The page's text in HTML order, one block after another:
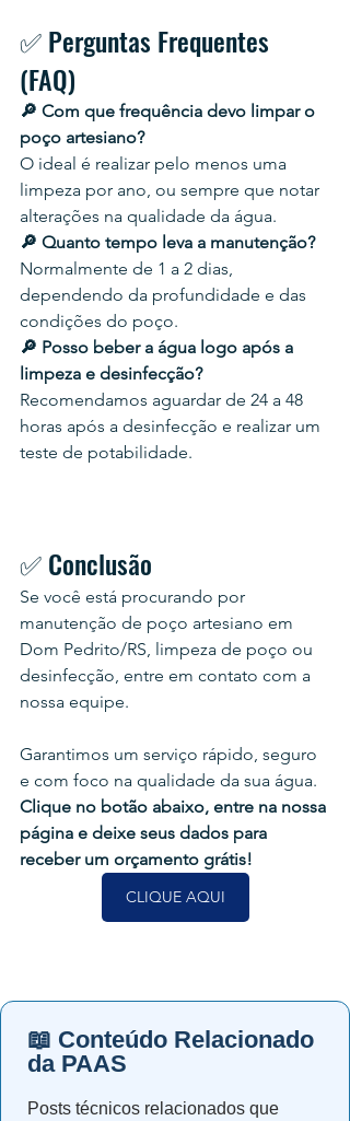
✅ Perguntas Frequentes
(FAQ)
🔎 Com que frequência devo limpar o
poço artesiano?
O ideal é realizar pelo menos uma
limpeza por ano, ou sempre que notar
alterações na qualidade da água.
🔎 Quanto tempo leva a manutenção?
Normalmente de 1 a 2 dias,
dependendo da profundidade e das
condições do poço.
🔎 Posso beber a água logo após a
limpeza e desinfecção?
Recomendamos aguardar de 24 a 48
horas após a desinfecção e realizar um
teste de potabilidade.
✅ Conclusão
Se você está procurando por
manutenção de poço artesiano em
Dom Pedrito/RS, limpeza de poço ou
desinfecção, entre em contato com a
nossa equipe.
Garantimos um serviço rápido, seguro
e com foco na qualidade da sua água.
Clique no botão abaixo, entre na nossa
página e deixe seus dados para
receber um orçamento grátis!
CLIQUE AQUI
📖 Conteúdo Relacionado
da PAAS
Posts técnicos relacionados que